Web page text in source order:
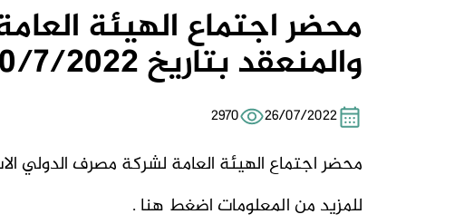
محضر اجتماع الهيئة
والمنعقد بتاريخ 20/7/2022
26/07/2022
2970
محضر اجتماع الهيئة العامة لشركة مصرف الدولي
للمزيد من المعلومات اضغط هنا .